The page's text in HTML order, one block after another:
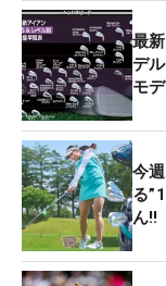
最
デ
モ
今
る
ん‼